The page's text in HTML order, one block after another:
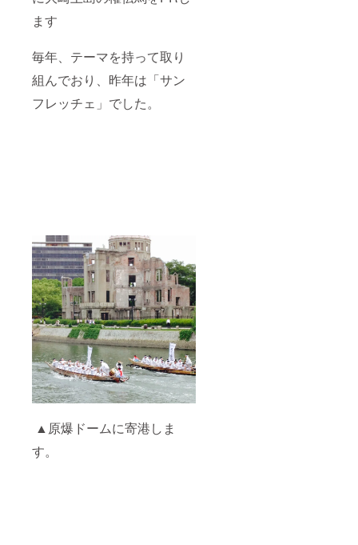
ます
毎年、テーマを持って取り
組んでおり、昨年は「サン
フレッチェ」でした。
▲原爆ドームに寄港しま
す。